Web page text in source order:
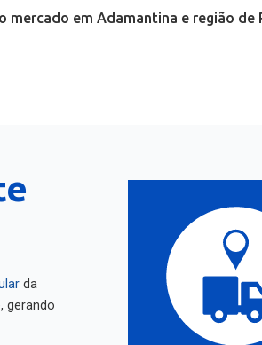
em Adamantina e região de
da